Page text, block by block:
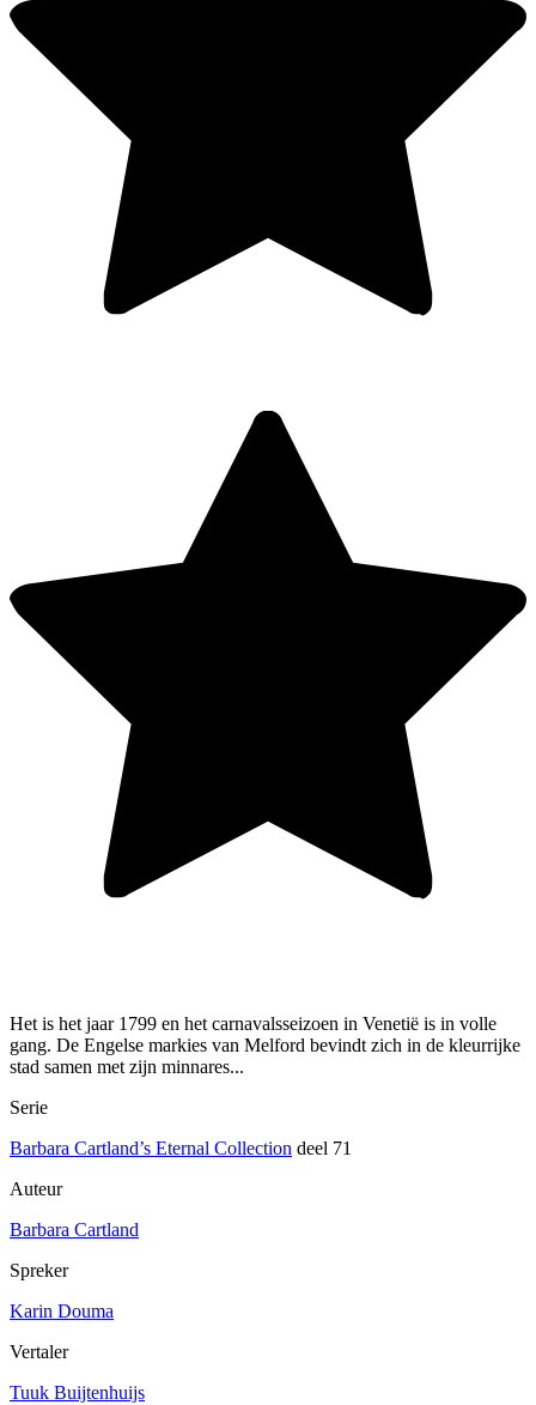
Het is het jaar 1799 en het carnavalsseizoen in Venetië is in volle
gang. De Engelse markies van Melford bevindt zich in de kleurrijke
stad samen met zijn minnares...
Serie
Barbara Cartland’s Eternal Collection deel 71
Auteur
Barbara Cartland
Spreker
Karin Douma
Vertaler
Tuuk Buijtenhuijs